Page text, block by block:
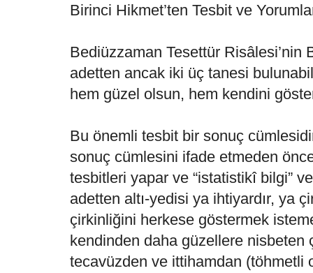
Birinci Hikmet’ten Tesbit ve
Bediüzzaman Tesettür Risâlesi’nin
adetten ancak iki üç tanesi
hem güzel olsun, hem kendini
Bu önemli tesbit bir sonuç
sonuç cümlesini ifade etmeden
tesbitleri yapar ve “istatistikî bilgi”
adetten altı-yedisi ya ihtiyardır, ya
çirkinliğini herkese göstermek
kendinden daha güzellere nisbeten
tecavüzden ve ittihamdan (töhmetli